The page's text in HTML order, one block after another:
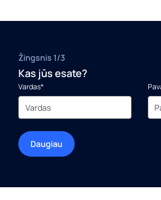
Žingsnis 1/3
Kas jūs esate?
Vardas*
Daugiau